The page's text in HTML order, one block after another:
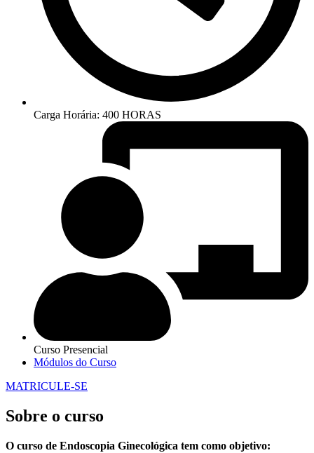
Carga Horária: 400 HORAS
Curso Presencial
Módulos do Curso
MATRICULE-SE
Sobre o curso
O curso de Endoscopia Ginecológica tem como objetivo: